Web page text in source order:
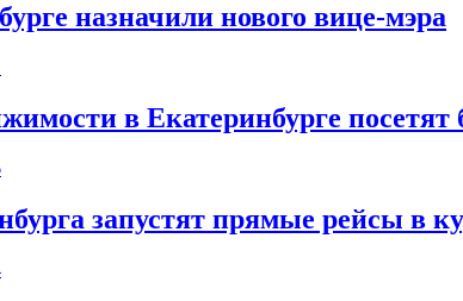
назначили нового вице-мэра
в Екатеринбурге посетят
запустят прямые рейсы в